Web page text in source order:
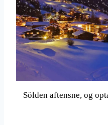
Sölden aftensne, og